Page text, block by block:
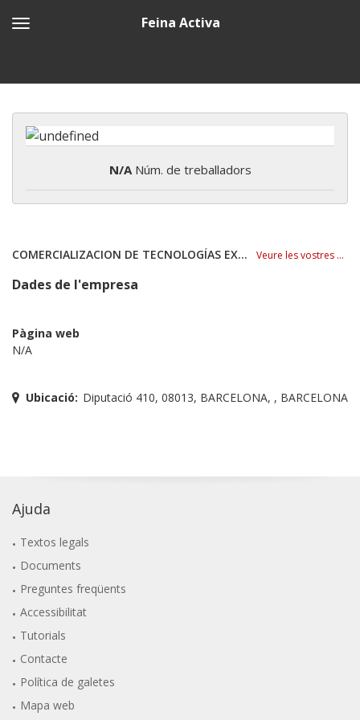
Feina Activa
N/ANúm. de treballadors
COMERCIALIZACION DE TECNOLOGÍAS EXCLUSIVAS SA Veure les vostres ofertes
Dades de l'empresa
Pàgina web
N/A
Ubicació: Diputació 410, 08013, BARCELONA, , BARCELONA
Ajuda
Textos legals
Documents
Preguntes freqüents
Accessibilitat
Tutorials
Contacte
Política de galetes
Mapa web